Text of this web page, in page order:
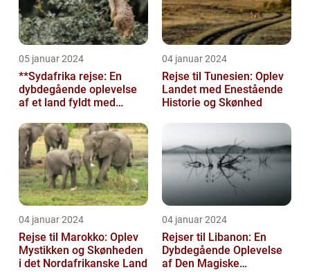
05 januar 2024
**Sydafrika rejse: En
dybdegående oplevelse
af et land fyldt med
04 januar 2024
Rejse til Tunesien: Oplev
Landet med Enestående
Historie og Skønhed
04 januar 2024
Rejse til Marokko: Oplev
Mystikken og Skønheden
i det Nordafrikanske Land
04 januar 2024
Rejser til Libanon: En
Dybdegående Oplevelse
af Den Magiske